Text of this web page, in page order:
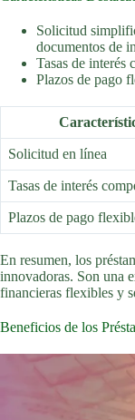
Solicitud
documentos de
Tasas de interés
Plazos de pago
Solicitud en línea
Tasas de interés
Plazos de pago
En resumen, los
innovadoras. Son una
financieras flexibles y
Beneficios de los